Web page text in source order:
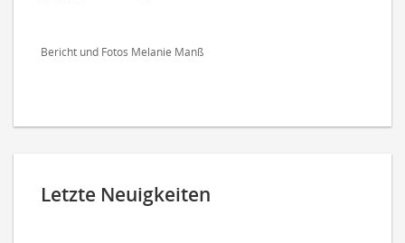
Bericht und Fotos Melanie Manß
Letzte Neuigkeiten